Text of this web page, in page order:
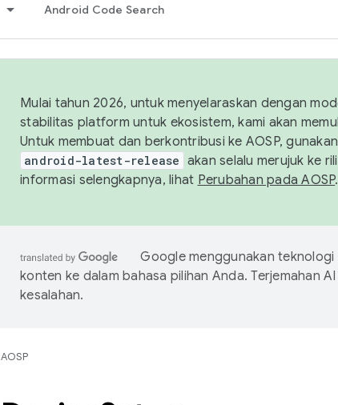
Android Code Search
Mulai tahun 2026, untuk menyelaraskan dengan
stabilitas platform untuk ekosistem, kami akan
Untuk membuat dan berkontribusi ke AOSP, gunakan
android-latest-release akan selalu merujuk ke
informasi selengkapnya, lihat Perubahan pada AOSP.
Google menggunakan teknologi
konten ke dalam bahasa pilihan Anda. Terjemahan
kesalahan.
AOSP